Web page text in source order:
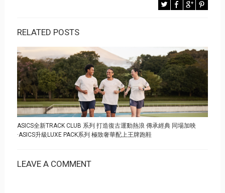
RELATED POSTS
ASICS全新TRACK CLUB 系列 打造復古運動熱浪 傳承經典 同場加映
·ASICS升級LUXE PACK系列 極致奢華配上王牌跑鞋
LEAVE A COMMENT